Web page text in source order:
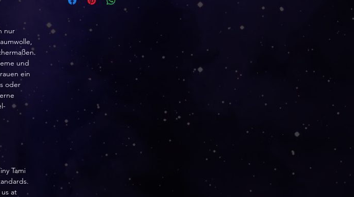
nur
und
ein
oder
Tami
at